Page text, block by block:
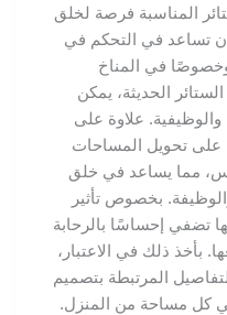
المناسبة فرصة لخلق
في التحكم في
في المناخ
الحديثة، يمكن
علاوة على
تحويل المساحات
مما يساعد في خلق
بخصوص تأثير
تضفي إحساسًا بالرحابة
ذلك في الاعتبار،
المرتبطة بتصميم
كل مساحة من المنزل.